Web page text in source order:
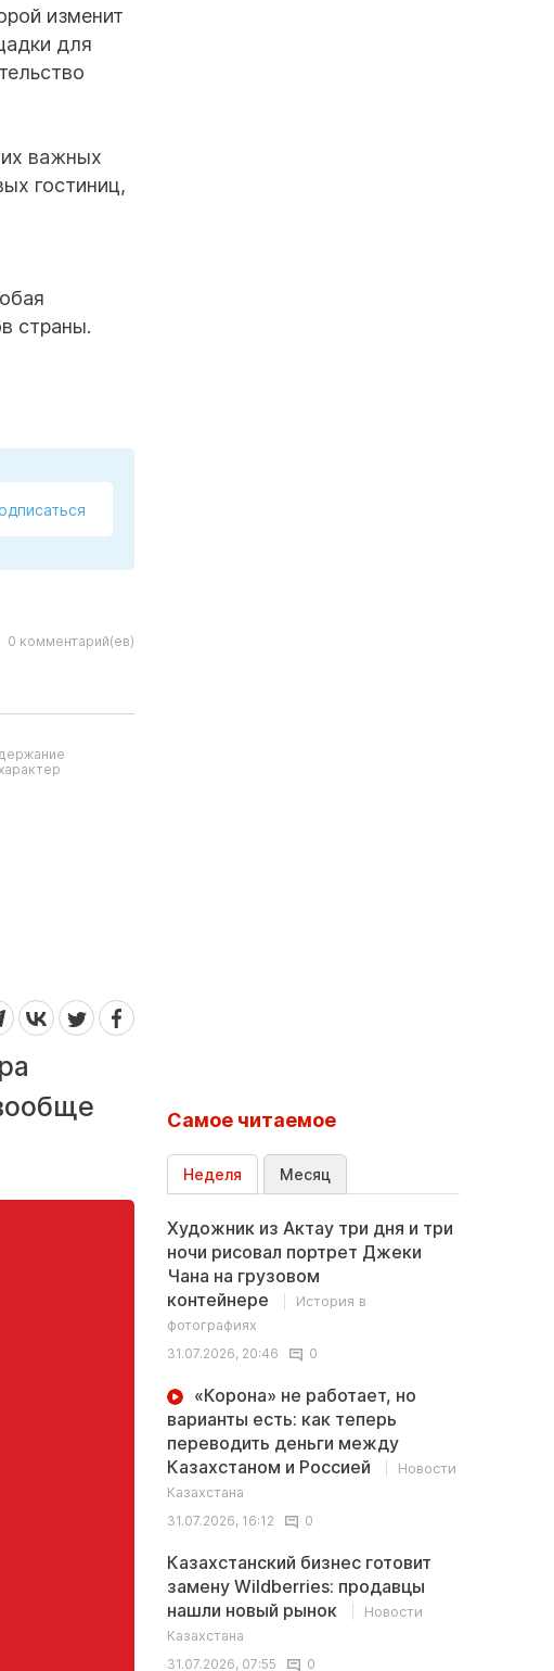
изменит
для
важных
гостиниц,
страны.
0 комментарий(ев)
Самое читаемое
Неделя Месяц
Художник из Актау три дня и три
ночи рисовал портрет Джеки
Чана на грузовом
контейнере
История в
фотографиях
31.07.2026, 20:46
0
«Корона» не работает, но
варианты есть: как теперь
переводить деньги между
Казахстаном и Россией
Новости
Казахстана
31.07.2026, 16:12
0
Казахстанский бизнес готовит
замену Wildberries: продавцы
нашли новый рынок
Новости
Казахстана
31.07.2026, 07:55
0